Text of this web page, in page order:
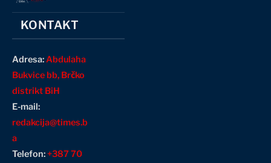
KONTAKT
Adresa:Abdulaha
Bukvice bb, Brčko
distrikt BiH
E-mail:
redakcija@times.b
a
Telefon:+387 70